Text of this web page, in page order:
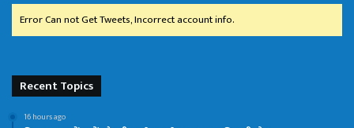
Error Can not Get Tweets, Incorrect account info.
Recent Topics
16 hours ago